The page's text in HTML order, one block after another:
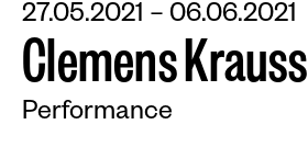
27.05.2021 – 06.06.2021
ClemensKrauss
Performance